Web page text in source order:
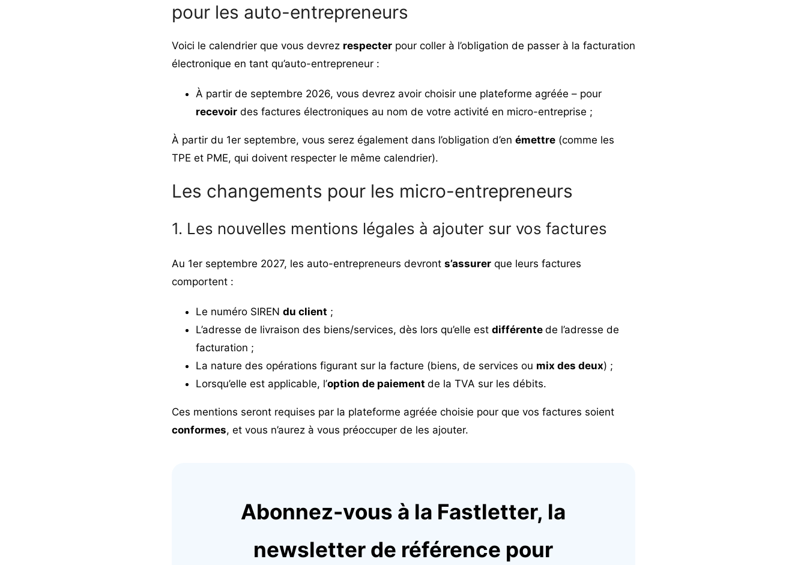
pour les auto-entrepreneurs
Voici le calendrier que vous devrez respecterpour coller à l’obligation de passer à la facturation
électronique en tant qu’auto-entrepreneur :
À partir de septembre 2026, vous devrez avoir choisir une plateforme agréée – pour
recevoirdes factures électroniques au nom de votre activité en micro-entreprise ;
À partir du 1er septembre, vous serez également dans l’obligation d’en émettre(comme les
TPE et PME, qui doivent respecter le même calendrier).
Les changements pour les micro-entrepreneurs
1. Les nouvelles mentions légales à ajouter sur vos factures
Au 1er septembre 2027, les auto-entrepreneurs devront s’assurerque leurs factures
comportent :
Le numéro SIREN du client ;
L’adresse de livraison des biens/services, dès lors qu’elle est différente de l’adresse de
facturation ;
La nature des opérations figurant sur la facture (biens, de services ou mix des deux) ;
Lorsqu’elle est applicable, l’option de paiement de la TVA sur les débits.
Ces mentions seront requises par la plateforme agréée choisie pour que vos factures soient
conformes, et vous n’aurez à vous préoccuper de les ajouter.
Abonnez-vous à la Fastletter, la
newsletter de référence pour